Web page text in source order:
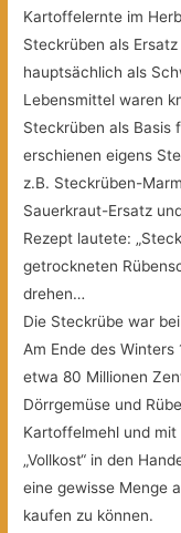
Kartoffelernte im
Steckrüben als
hauptsächlich als
Lebensmittel waren
Steckrüben als Basis
erschienen eigens
z.B. Steckrüben-
Sauerkraut-Ersatz
Rezept lautete:
getrockneten
drehen…
Die Steckrübe war
Am Ende des
etwa 80 Millionen
Dörrgemüse und
Kartoffelmehl und
„Vollkost“ in den
eine gewisse Menge
kaufen zu können.